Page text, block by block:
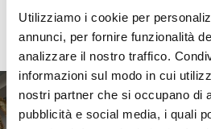
Utilizziamo i cookie per
annunci, per fornire funzionalità
analizzare il nostro traffico.
informazioni sul modo in cui
nostri partner che si occupano di
pubblicità e social media, i quali